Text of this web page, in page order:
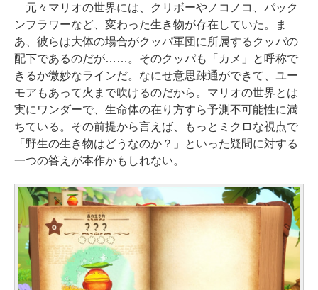
元々マリオの世界には、クリボーやノコノコ、パック
ンフラワーなど、変わった生き物が存在していた。ま
あ、彼らは大体の場合がクッパ軍団に所属するクッパの
配下であるのだが……。そのクッパも「カメ」と呼称で
きるか微妙なラインだ。なにせ意思疎通ができて、ユー
モアもあって火まで吹けるのだから。マリオの世界とは
実にワンダーで、生命体の在り方すら予測不可能性に満
ちている。その前提から言えば、もっとミクロな視点で
「野生の生き物はどうなのか？」といった疑問に対する
一つの答えが本作かもしれない。